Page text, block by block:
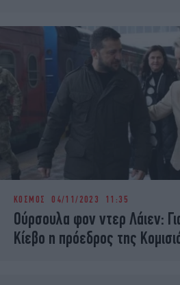
ΚΟΣΜΟΣ 04/11/2023 11:35
Ούρσουλα φον ντερ Λάιεν:
Κίεβο η πρόεδρος της